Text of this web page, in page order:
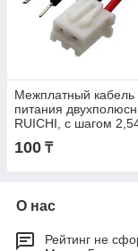
Межплатный кабель
питания
RUICHI, с шагом
серия 1007, AWG26,
разъем C3
100 ₸
О нас
Рейтинг не